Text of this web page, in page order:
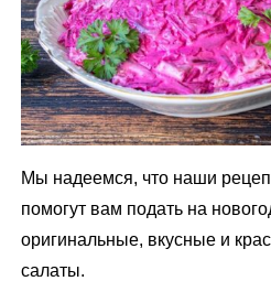
Мы надеемся, что наши
помогут вам подать на
оригинальные, вкусные и
салаты.